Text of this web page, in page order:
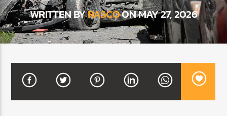
CURRENT TRACK
TITLE
ARTIST
WRITTEN BYRASCOON MAY 27, 2026